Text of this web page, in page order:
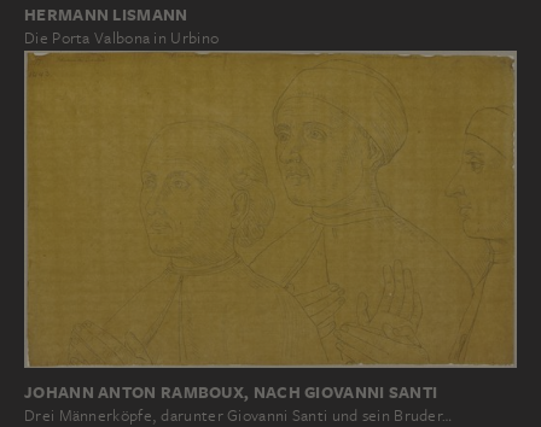
HERMANN LISMANN
Die Porta Valbona in Urbino
JOHANN ANTON RAMBOUX, NACH GIOVANNI SANTI
Drei Männerköpfe, darunter Giovanni Santi und sein Bruder…